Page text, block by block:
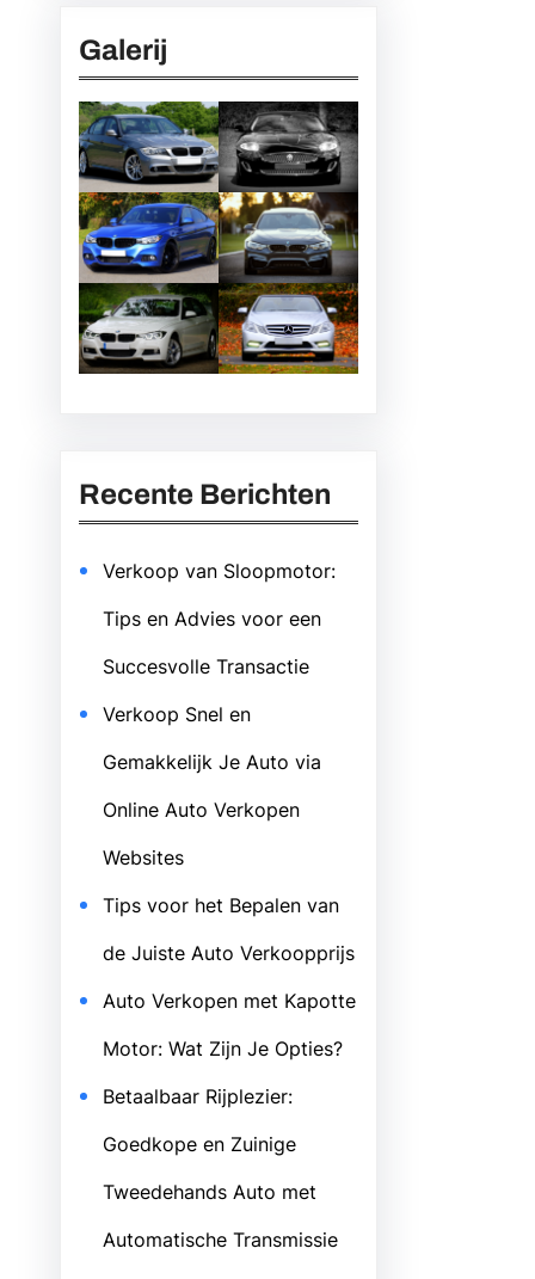
Galerij
Recente Berichten
Verkoop van Sloopmotor:
Tips en Advies voor een
Succesvolle Transactie
Verkoop Snel en
Gemakkelijk Je Auto via
Online Auto Verkopen
Websites
Tips voor het Bepalen van
de Juiste Auto Verkoopprijs
Auto Verkopen met Kapotte
Motor: Wat Zijn Je Opties?
Betaalbaar Rijplezier:
Goedkope en Zuinige
Tweedehands Auto met
Automatische Transmissie